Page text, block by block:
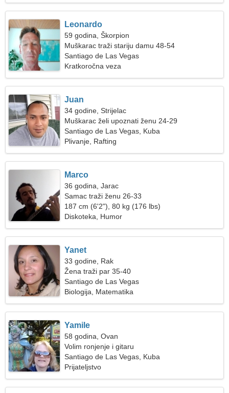
Leonardo
59 godina, Škorpion
Muškarac traži stariju damu 48-54
Santiago de Las Vegas
Kratkoročna veza
Juan
34 godine, Strijelac
Muškarac želi upoznati ženu 24-29
Santiago de Las Vegas, Kuba
Plivanje, Rafting
Marco
36 godina, Jarac
Samac traži ženu 26-33
187 cm (6'2"), 80 kg (176 lbs)
Diskoteka, Humor
Yanet
33 godine, Rak
Žena traži par 35-40
Santiago de Las Vegas
Biologija, Matematika
Yamile
58 godina, Ovan
Volim ronjenje i gitaru
Santiago de Las Vegas, Kuba
Prijateljstvo